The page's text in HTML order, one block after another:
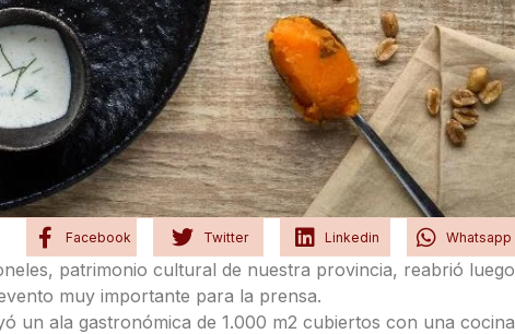
Facebook Twitter Linkedin Whatsapp
patrimonio cultural de nuestra provincia, reabrió luego
muy importante para la prensa.
un ala gastronómica de 1.000 m2 cubiertos con una cocina